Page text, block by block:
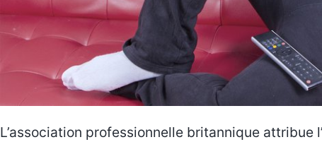
L’association professionnelle britannique attribue